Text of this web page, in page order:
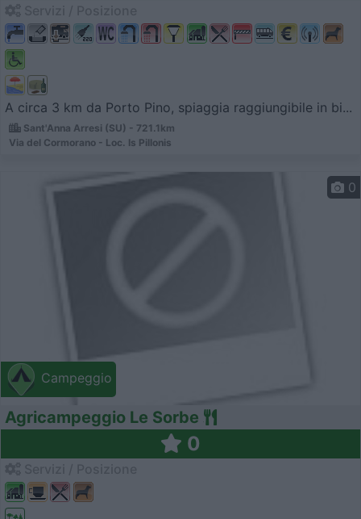
A circa 3 km da Porto Pino, spiaggia raggiungibile in bi...
Sant'Anna Arresi (SU) - 721.1km
Via del Cormorano - Loc. Is Pillonis
Campeggio
0
Agricampeggio Le Sorbe
0